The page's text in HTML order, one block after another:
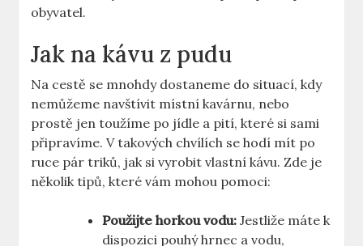
obyvatel.
Jak na kávu z pudu
Na cestě se mnohdy dostaneme do situací, kdy
nemůžeme navštívit místní kavárnu, nebo
prostě jen toužíme po jídle a pití, které si sami
připravíme. V takových chvílích se hodí mít po
ruce pár triků, jak si vyrobit vlastní kávu. Zde je
několik tipů, které vám mohou pomoci:
Použijte horkou vodu: Jestliže máte k
dispozici pouhý hrnec a vodu,